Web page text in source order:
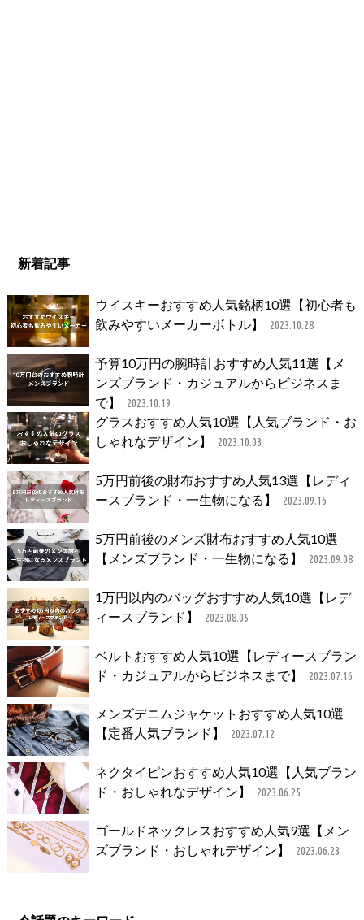
新着記事
ウイスキーおすすめ人気銘柄10選【初心者も
飲みやすいメーカーボトル】
2023.10.28
予算10万円の腕時計おすすめ人気11選【メ
ンズブランド・カジュアルからビジネスま
で】
2023.10.19
グラスおすすめ人気10選【人気ブランド・お
しゃれなデザイン】
2023.10.03
5万円前後の財布おすすめ人気13選【レディ
ースブランド・一生物になる】
2023.09.16
5万円前後のメンズ財布おすすめ人気10選
【メンズブランド・一生物になる】
2023.09.08
1万円以内のバッグおすすめ人気10選【レデ
ィースブランド】
2023.08.05
ベルトおすすめ人気10選【レディースブラン
ド・カジュアルからビジネスまで】
2023.07.16
メンズデニムジャケットおすすめ人気10選
【定番人気ブランド】
2023.07.12
ネクタイピンおすすめ人気10選【人気ブラン
ド・おしゃれなデザイン】
2023.06.25
ゴールドネックレスおすすめ人気9選【メン
ズブランド・おしゃれデザイン】
2023.06.23